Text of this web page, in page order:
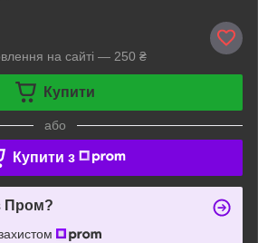
на сайті — 250 ₴
Купити
або
Купити з
Пром?